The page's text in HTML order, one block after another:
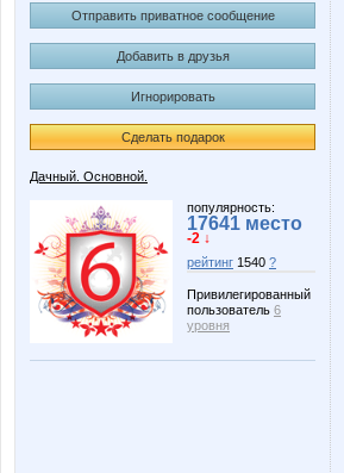
Отправить приватное сообщение
Добавить в друзья
Игнорировать
Сделать подарок
Дачный. Основной.
популярность:
17641 место
-2 ↓
рейтинг 1540 ?
Привилегированный
пользователь 6
уровня